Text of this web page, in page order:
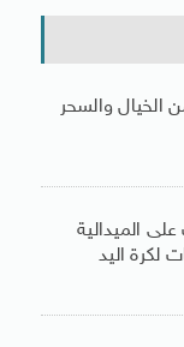
الخيال والسحر
الميدالية
لكرة اليد